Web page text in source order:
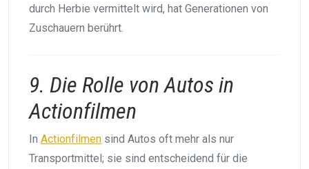
durch Herbie vermittelt wird, hat Generationen von
Zuschauern berührt.
9. Die Rolle von Autos in
Actionfilmen
In Actionfilmen sind Autos oft mehr als nur
Transportmittel; sie sind entscheidend für die